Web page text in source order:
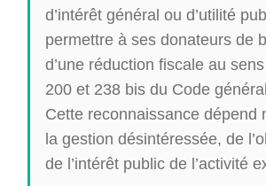
d’intérêt général ou d’utilité
permettre à ses donateurs de
d’une réduction fiscale au
200 et 238 bis du Code
Cette reconnaissance dépend
la gestion désintéressée, de
de l’intérêt public de l’activité